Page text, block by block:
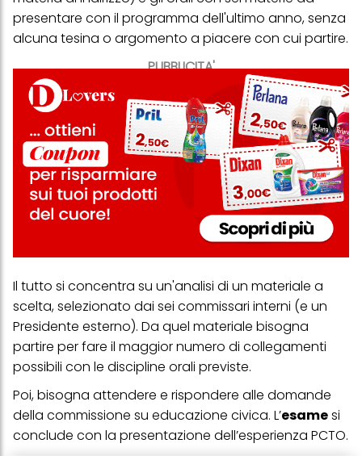
PUBBLICITA'
presentare con il programma dell'ultimo anno, senza
alcuna tesina o argomento a piacere con cui partire.
Il tutto si concentra su un'analisi di un materiale a
scelta, selezionato dai sei commissari interni (e un
Presidente esterno). Da quel materiale bisogna
partire per fare il maggior numero di collegamenti
possibili con le discipline orali previste.
Poi, bisogna attendere e rispondere alle domande
della commissione su educazione civica. L’esamesi
conclude con la presentazione dell’esperienza PCTO.